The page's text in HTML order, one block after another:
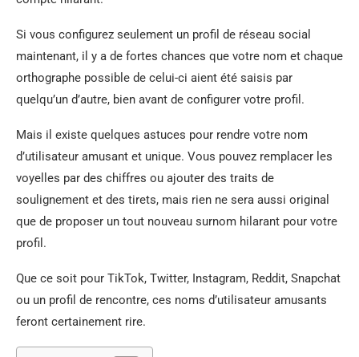
Si vous configurez seulement un profil de réseau social
maintenant, il y a de fortes chances que votre nom et chaque
orthographe possible de celui-ci aient été saisis par
quelqu’un d’autre, bien avant de configurer votre profil.
Mais il existe quelques astuces pour rendre votre nom
d’utilisateur amusant et unique. Vous pouvez remplacer les
voyelles par des chiffres ou ajouter des traits de
soulignement et des tirets, mais rien ne sera aussi original
que de proposer un tout nouveau surnom hilarant pour votre
profil.
Que ce soit pour TikTok, Twitter, Instagram, Reddit, Snapchat
ou un profil de rencontre, ces noms d’utilisateur amusants
feront certainement rire.